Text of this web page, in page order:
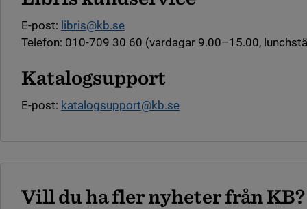
E-post: libris@kb.se
Telefon: 010-709 30 60 (vardagar 9.00–15.00,
Katalogsupport
E-post: katalogsupport@kb.se
Vill du ha fler nyheter från KB?